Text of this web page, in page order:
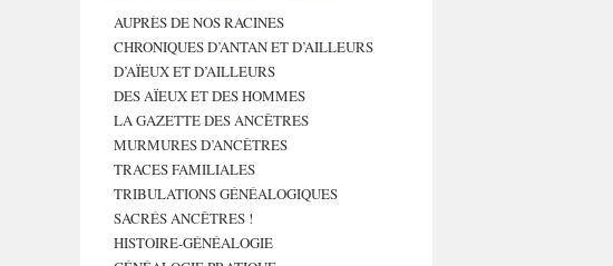
AUPRÈS DE NOS RACINES
CHRONIQUES D’ANTAN ET D’AILLEURS
D’AÏEUX ET D’AILLEURS
DES AÏEUX ET DES HOMMES
LA GAZETTE DES ANCÊTRES
MURMURES D’ANCÊTRES
TRACES FAMILIALES
TRIBULATIONS GÉNÉALOGIQUES
SACRÉS ANCÊTRES !
HISTOIRE-GÉNÉALOGIE